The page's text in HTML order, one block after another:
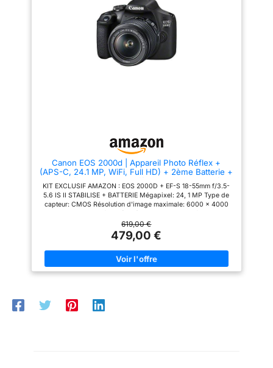
des vidéos Full HD créatives ou
des clichés vidéo des points
culminants de la journée
Enregistrez en toute confiance :
grce à la mise au point
automatique précise, au viseur
optique, à la prise de vue en
noir EOS 2000D ; EF-S 18-55
couvercle de boîtier d'appareil
photo R-F-3 ; sangle EW-400D ;
batterie LC-E10E ; cble
d'alimentation pour chargeur de
batterie ; cache objectif ;
(français non garanti). Première
étape L'objectif ne contient pas
photographie facile, amusante
et sans tracas. AFFICHAGE - Le
KODAK PIXPRO AZ425 possède
un écran LCD 3 pouces avec
une capacité de 460,000
pixels. BATTERIE - L'appareil
Canon EOS 2000d | Appareil Photo Réflex +
(APS-C, 24.1 MP, WiFi, Full HD) + 2ème Batterie +
Amazon Exclusive Noir
KIT EXCLUSIF AMAZON : EOS 2000D + EF-S 18-55mm f/3.5-
5.6 IS II STABILISE + BATTERIE Mégapixel: 24, 1 MP Type de
capteur: CMOS Résolution d'image maximale: 6000 x 4000
55 mm. Vitesse maximale d'obturation de la caméra: 1/4000 s.
Wifi. Type HD: Full HD Résolution vidéo maximale: 1920 x 1080
pixels. Taille de l'écran: 7, 62 cm (3"). Viseur d'appareil photo:
Optique. PictBridge. Poids: 475 g. Couleur du produit: Noir
619,00 €
479,00 €